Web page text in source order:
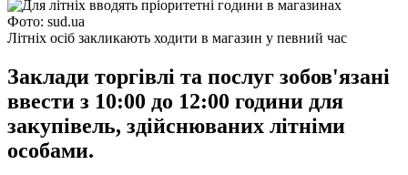
Фото: sud.ua
Літніх осіб закликають ходити в магазин у певний час
Заклади торгівлі та послуг зобов'язані
ввести з 10:00 до 12:00 години для
закупівель, здійснюваних літніми
особами.